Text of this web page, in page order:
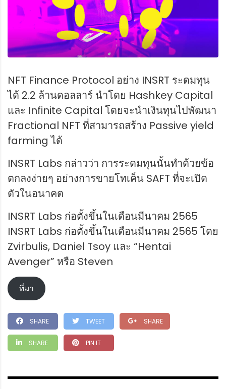
NFT Finance Protocol อย่าง INSRT ระดมทุน
ได้ 2.2 ล้านดอลลาร์ นำโดย Hashkey Capital
และ Infinite Capital โดยจะนำเงินทุนไปพัฒนา
Fractional NFT ที่สามารถสร้าง Passive yield
farming ได้
INSRT Labs กล่าวว่า การระดมทุนนั้นทำด้วยข้อ
ตกลงง่ายๆ อย่างการขายโทเค็น SAFT ที่จะเปิด
ตัวในอนาคต
INSRT Labs ก่อตั้งขึ้นในเดือนมีนาคม 2565
INSRT Labs ก่อตั้งขึ้นในเดือนมีนาคม 2565 โดย
Zvirbulis, Daniel Tsoy และ “Hentai
Avenger” หรือ Steven
ที่มา
SHARE TWEET SHARE
SHARE PIN IT